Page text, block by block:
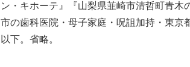
ン・キホーテ』『山梨県韮崎市清哲町青
市の歯科医院・母子家庭・呪詛加持・東京
以下。省略。